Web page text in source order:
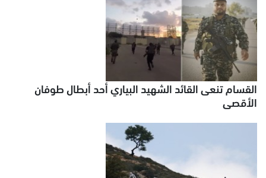
القسام تنعى القائد الشهيد البياري أحد أبطال طوفان
الأقصى